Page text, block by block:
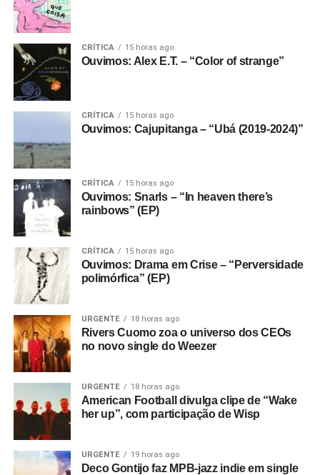
CRÍTICA 15 horas ago
Ouvimos: Alex E.T. – “Color of strange”
CRÍTICA 15 horas ago
Ouvimos: Cajupitanga – “Ubá (2019-2024)”
CRÍTICA 15 horas ago
Ouvimos: Snarls – “In heaven there’s
rainbows” (EP)
CRÍTICA 15 horas ago
Ouvimos: Drama em Crise – “Perversidade
polimórfica” (EP)
URGENTE 18 horas ago
Rivers Cuomo zoa o universo dos CEOs
no novo single do Weezer
URGENTE 18 horas ago
American Football divulga clipe de “Wake
her up”, com participação de Wisp
URGENTE 19 horas ago
Deco Gontijo faz MPB-jazz indie em single